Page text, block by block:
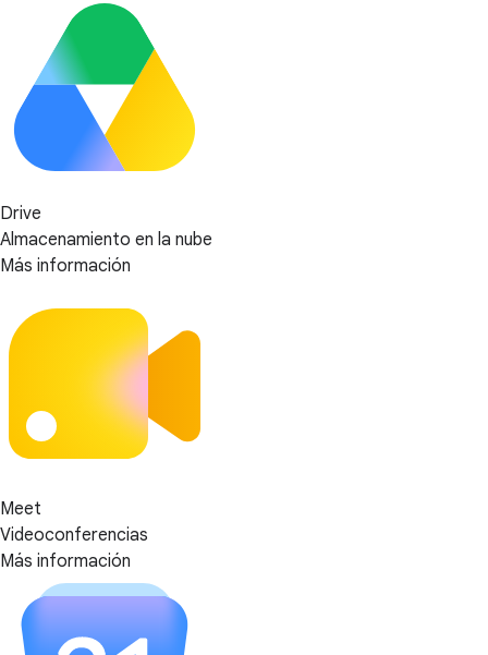
Drive
Almacenamiento en la nube
Más información
Meet
Videoconferencias
Más información